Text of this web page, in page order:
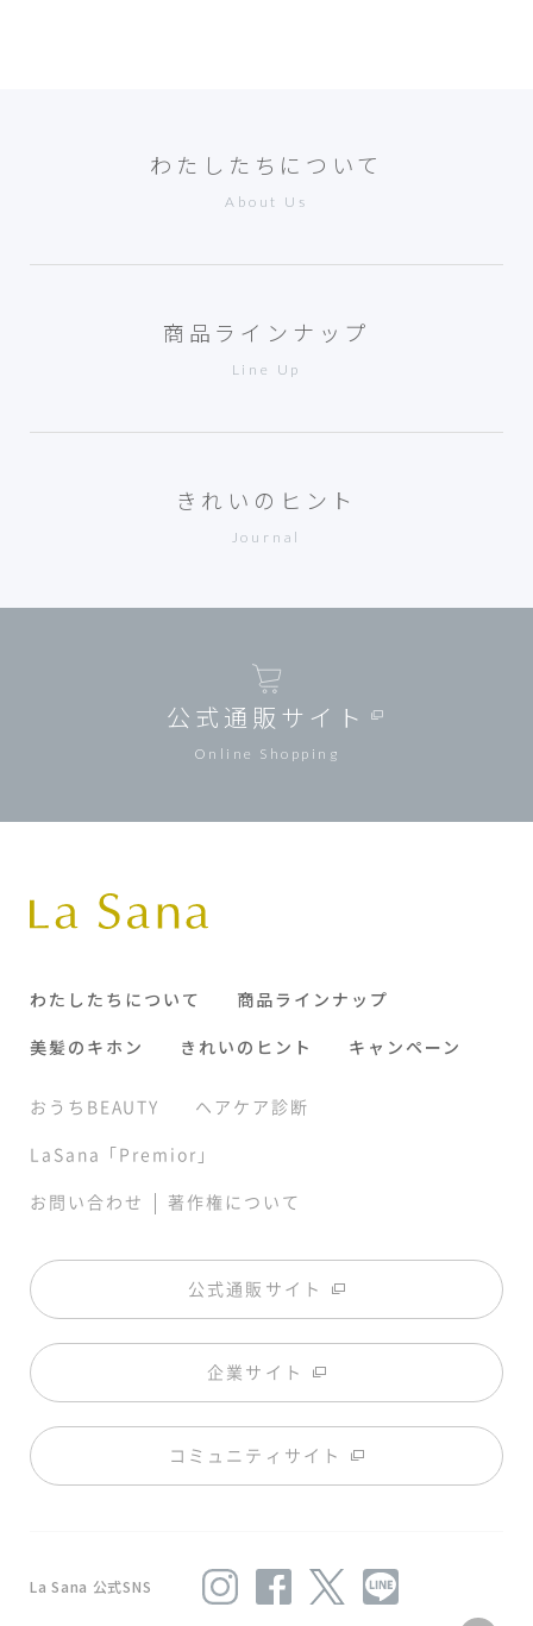
わたしたちについて
About Us
商品ラインナップ
Line Up
きれいのヒント
Journal
公式通販サイト
Online Shopping
わたしたちについて
商品ラインナップ
美髪のキホン
きれいのヒント キャンペーン
おうちBEAUTY
ヘアケア診断
LaSana「Premior」
お問い合わせ | 著作権について
公式通販サイト
企業サイト
コミュニティサイト
La Sana 公式SNS